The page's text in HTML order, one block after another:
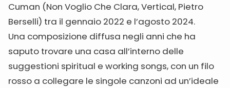
Cuman (Non Voglio Che Clara, Vertical, Pietro
Berselli) tra il gennaio 2022 e l’agosto 2024.
Una composizione diffusa negli anni che ha
saputo trovare una casa all’interno delle
suggestioni spiritual e working songs, con un filo
rosso a collegare le singole canzoni ad un’ideale